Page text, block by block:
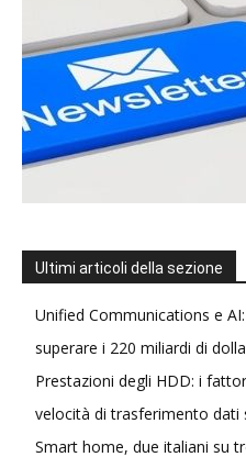
Ultimi articoli della sezione
Unified Communications e
superare i 220 miliardi di
Prestazioni degli HDD: i
velocità di trasferimento dati
Smart home, due italiani su